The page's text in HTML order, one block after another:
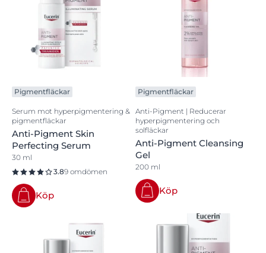
Pigmentfläckar
Serum mot hyperpigmentering &
pigmentfläckar
Anti-Pigment Skin
Perfecting Serum
30 ml
3.89 omdömen
Köp
Pigmentfläckar
Anti-Pigment | Reducerar
hyperpigmentering och
solfläckar
Anti-Pigment Cleansing
Gel
200 ml
Köp